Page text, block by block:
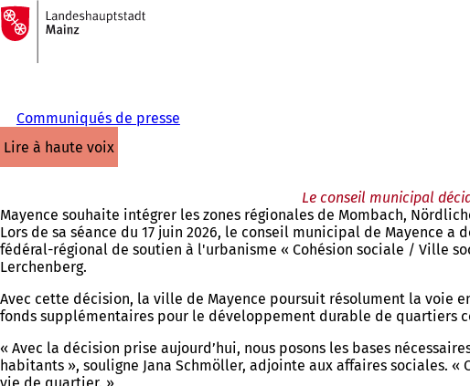
Accéder au contenu
Vers
la
page
d'accueil
Communiqués de presse
lire à haute voix
Le conseil municipal
Mayence souhaite intégrer les zones régionales de Mombach,
Lors de sa séance du 17 juin 2026, le conseil municipal de Mayence
fédéral-régional de soutien à l'urbanisme « Cohésion sociale / Ville
Lerchenberg.
Avec cette décision, la ville de Mayence poursuit résolument la voie
fonds supplémentaires pour le développement durable de quartiers
« Avec la décision prise aujourd’hui, nous posons les bases
habitants », souligne Jana Schmöller, adjointe aux affaires sociales.